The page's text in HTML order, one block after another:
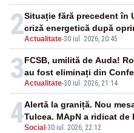
2Actualitate-30 iul. 2026, 20:45
Situație fără precedent în
criză energetică după
3Actualitate-30 iul. 2026, 21:14
FCSB, umilită de Auda!
au fost eliminați din
4Social -30 iul. 2026, 22:12
Alertă la graniță. Nou
Tulcea. MApN a ridicat